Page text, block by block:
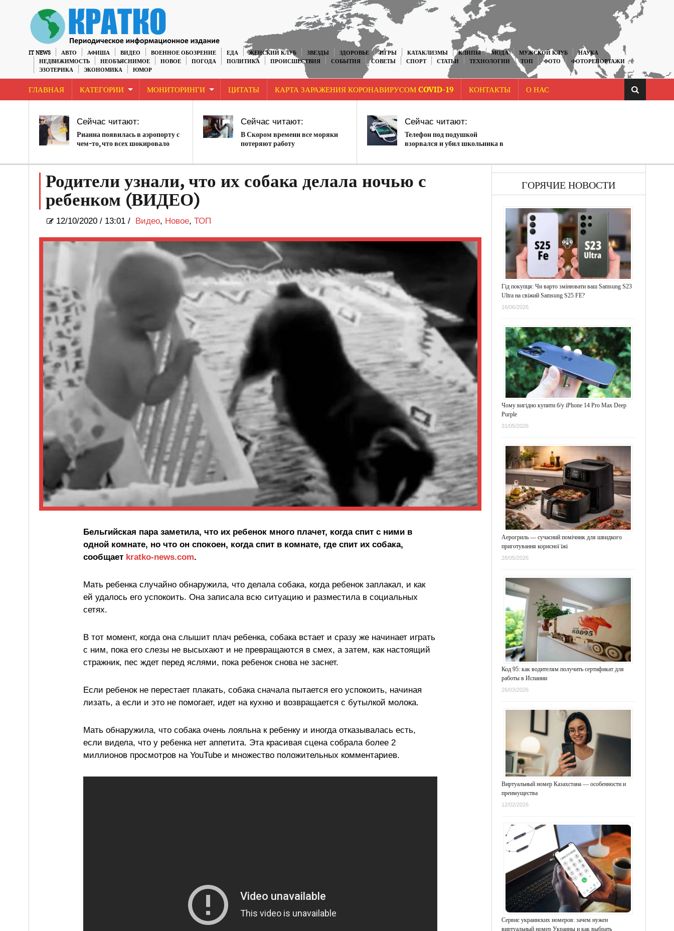
IT NEWS АВТО АФИША ВИДЕО ВОЕННОЕ ОБОЗРЕНИЕ ЕДА ЖЕНСКИЙ КЛУБ ЗВЕЗДЫ ЗДОРОВЬЕ ИГРЫ КАТАКЛИЗМЫ КЛИПЫ МОДА МУЖСКОЙ КЛУБ
НАУКА
НЕДВИЖИМОСТЬ
НЕОБЪЯСНИМОЕ НОВОЕ ПОГОДА ПОЛИТИКА ПРОИСШЕСТВИЯ СОБЫТИЯ СОВЕТЫ СПОРТ СТАТЬИ ТЕХНОЛОГИИ ТОП ФОТО
ФОТОРЕПОРТАЖИ
ЭЗОТЕРИКА
ЭКОНОМИКА ЮМОР
ГЛАВНАЯ КАТЕГОРИИ МОНИТОРИНГИ ЦИТАТЫ КАРТА ЗАРАЖЕНИЯ КОРОНАВИРУСОМ COVID-19 КОНТАКТЫ О НАС
Сейчас читают:
Рианна появилась в аэропорту с
чем-то, что всех шокировало
Сейчас читают:
В Скором времени все моряки
потеряют работу
Сейчас читают:
Телефон под подушкой
взорвался и убил школьника в
Родители узнали, что их собака делала ночью с
ребенком (ВИДЕО)
12/10/2020/ 13:01 / Видео, Новое, ТОП
Бельгийская пара заметила, что их ребенок много плачет, когда спит с ними в
одной комнате, но что он спокоен, когда спит в комнате, где спит их собака,
сообщает kratko-news.com.
Мать ребенка случайно обнаружила, что делала собака, когда ребенок заплакал, и как
ей удалось его успокоить. Она записала всю ситуацию и разместила в социальных
сетях.
В тот момент, когда она слышит плач ребенка, собака встает и сразу же начинает играть
с ним, пока его слезы не высыхают и не превращаются в смех, а затем, как настоящий
стражник, пес ждет перед яслями, пока ребенок снова не заснет.
Если ребенок не перестает плакать, собака сначала пытается его успокоить, начиная
лизать, а если и это не помогает, идет на кухню и возвращается с бутылкой молока.
Мать обнаружила, что собака очень лояльна к ребенку и иногда отказывалась есть,
если видела, что у ребенка нет аппетита. Эта красивая сцена собрала более 2
миллионов просмотров на YouTube и множество положительных комментариев.
ГОРЯЧИЕ НОВОСТИ
Гід покупця: Чи варто змінювати ваш Samsung S23
Ultra на свіжий Samsung S25 FE?
16/06/2026
Чому вигідно купити б/у iPhone 14 Pro Max Deep
Purple
31/05/2026
Аерогриль — сучасний помічник для швидкого
приготування корисної їжі
28/05/2026
Код 95: как водителям получить сертификат для
работы в Испании
26/03/2026
Виртуальный номер Казахстана — особенности и
преимущества
12/02/2026
Сервис украинских номеров: зачем нужен
виртуальный номер Украины и как выбрать